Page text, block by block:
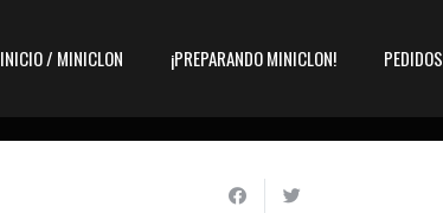
INICIO / MINICLON ¡PREPARANDO MINICLON! PEDIDOS